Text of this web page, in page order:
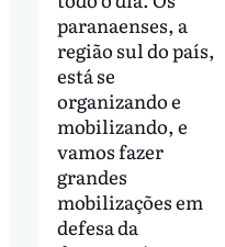
paranaenses, a
região sul do país,
está se
organizando e
mobilizando, e
vamos fazer
grandes
mobilizações em
defesa da